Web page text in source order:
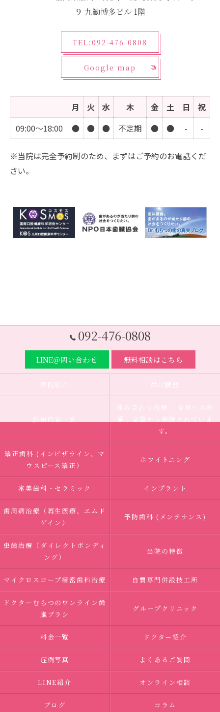
９ 九勧博多ビル 1階
TEL:092-476-0808
Google map
月 火 水 木 金 土 日
祝
09:00～18:00
● ● ● 不定期 ● ● - -
※当院は完全予約制のため、まずはご予約のお電話くだ
さい。
092-476-0808
LINE＠問い合わせ 無料相談はこちら
医院紹介 歯は臓器
診療内容一覧
噛み合わせ治療 ｜全身への影
響｜全国から来院されていま
す。
矯正歯科 (インビザライン、マ
ウスピース矯正）
ホワイトニング
審美歯科・セラミック インプラント
歯周病治療（再生医療、エムド
ゲイン）
予防歯科 (メンテナンス)
虫歯治療（ダイレクトボンディ
ング）
当院の特徴
マイクロスコープ精密歯科治療 自費専門併設技工所
ドクターむらつのワンライン歯
臓ブラシ
グループクリニック
料金一覧 ドクター紹介
症例写真 よくあるご質問
LINE紹介 オンライン相談
ブログ コラム